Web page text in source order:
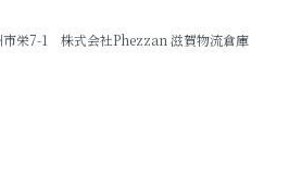
市栄7-1 株式会社Phezzan 滋賀物流倉庫